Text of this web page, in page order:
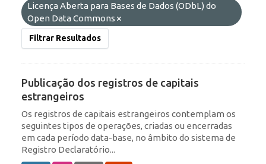
Licença Aberta para Bases de Dados (ODbL) do
Open Data Commons
Filtrar Resultados
Publicação dos registros de capitais
estrangeiros
Os registros de capitais estrangeiros contemplam os
seguintes tipos de operações, criadas ou encerradas
em cada período data-base, no âmbito do sistema de
Registro Declaratório...